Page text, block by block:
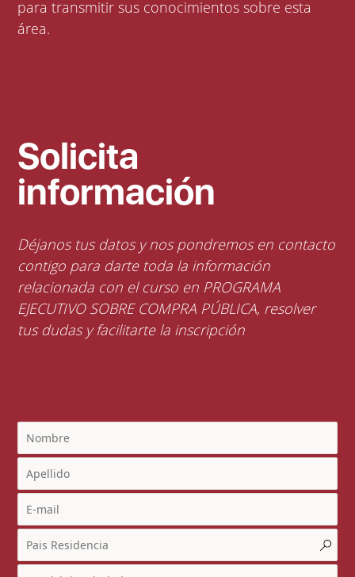
para transmitir sus conocimientos sobre esta
área.
Solicita
información
Déjanos tus datos y nos pondremos en contacto
contigo para darte toda la información
relacionada con el curso en PROGRAMA
EJECUTIVO SOBRE COMPRA PÚBLICA, resolver
tus dudas y facilitarte la inscripción